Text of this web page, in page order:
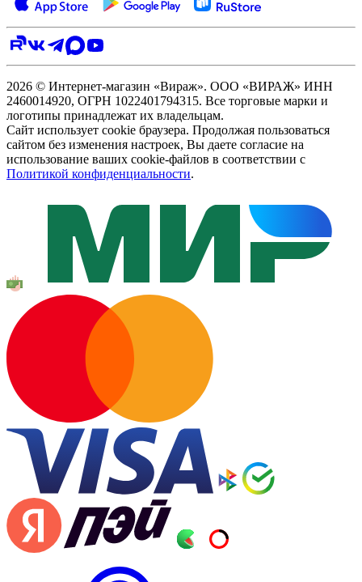
2026 © Интернет-магазин «Вираж». ООО «ВИРАЖ» ИНН
2460014920, ОГРН 1022401794315. Все торговые марки и
логотипы принадлежат их владельцам.
Сайт использует cookie браузера. Продолжая пользоваться
сайтом без изменения настроек, Вы даете согласие на
использование ваших cookie-файлов в соответствии с
Политикой конфиденциальности.